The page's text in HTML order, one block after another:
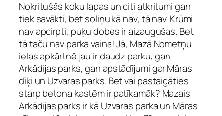
Nokritušās koku lapas un citi atkritumi gan
tiek savākti, bet soliņu kā nav, tā nav. Krūmi
nav apcirpti, puķu dobes ir aizaugušas. Bet
tā taču nav parka vaina! Jā, Mazā Nometņu
ielas apkārtnē jau ir daudz parku, gan
Arkādijas parks, gan apstādījumi gar Māras
dīķi un Uzvaras parks. Bet vai pastaigāties
starp betona kastēm ir patīkamāk? Mazais
Arkādijas parks ir kā Uzvaras parka un Māras